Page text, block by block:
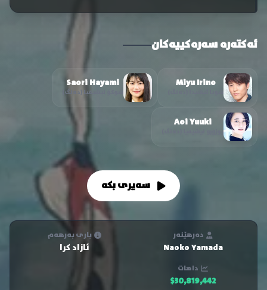
ئەکتەرە سەرەکییەکان
Miyu Irino
Saori Hayami
شوکۆ نیشیمیا (دەنگ)
Aoi Yuuki
سەیری بکە
دەرهێنەر
Naoko Yamada
باری بەرهەم
ئازاد کرا
داهات
$30,819,442